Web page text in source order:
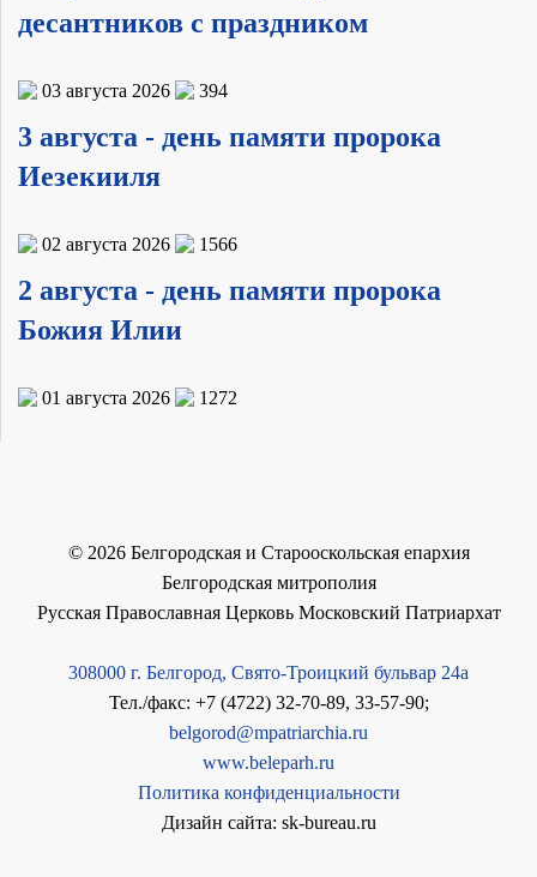
десантников с праздником
03 августа 2026 394
3 августа - день памяти пророка
Иезекииля
02 августа 2026 1566
2 августа - день памяти пророка
Божия Илии
01 августа 2026 1272
© 2026Белгородская и Старооскольская епархия
Белгородская митрополия
Русская Православная Церковь Московский Патриархат
308000 г. Белгород, Свято-Троицкий бульвар 24а
Тел./факс: +7 (4722) 32-70-89, 33-57-90;
belgorod@mpatriarchia.ru
www.beleparh.ru
Политика конфиденциальности
Дизайн сайта: sk-bureau.ru